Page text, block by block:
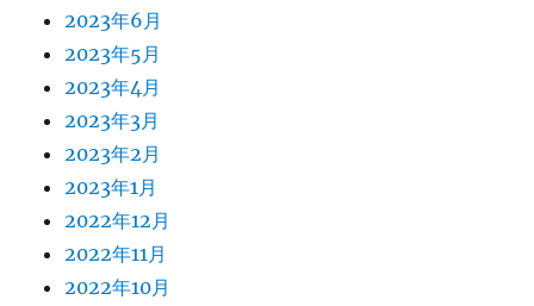
2023年6月
2023年5月
2023年4月
2023年3月
2023年2月
2023年1月
2022年12月
2022年11月
2022年10月